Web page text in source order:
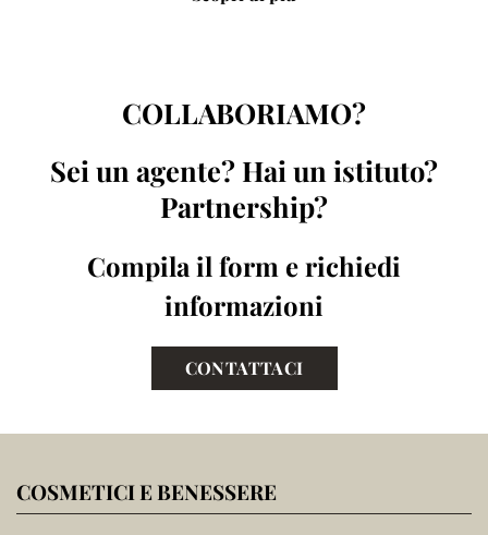
COLLABORIAMO?
Sei un agente? Hai un istituto?
Partnership?
Compila il form e richiedi
informazioni
CONTATTACI
COSMETICI E BENESSERE